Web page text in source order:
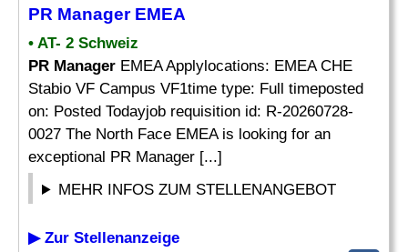
PR ManagerEMEA
• AT- 2 Schweiz
PR Manager EMEA Applylocations: EMEA CHE
Stabio VF Campus VF1time type: Full timeposted
on: Posted Todayjob requisition id: R-20260728-
0027 The North Face EMEA is looking for an
exceptional PR Manager [...]
MEHR INFOS ZUM STELLENANGEBOT
▶ Zur Stellenanzeige